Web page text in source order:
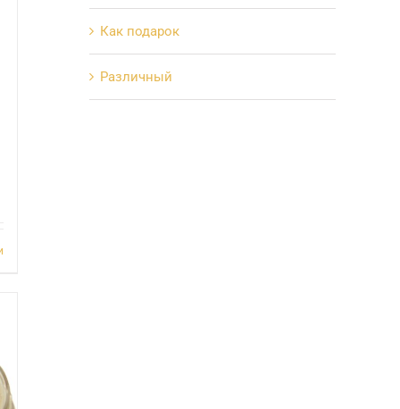
Как подарок
Различный